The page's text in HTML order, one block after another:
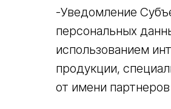
-Уведомление
персональных
использованием
продукции,
от имени